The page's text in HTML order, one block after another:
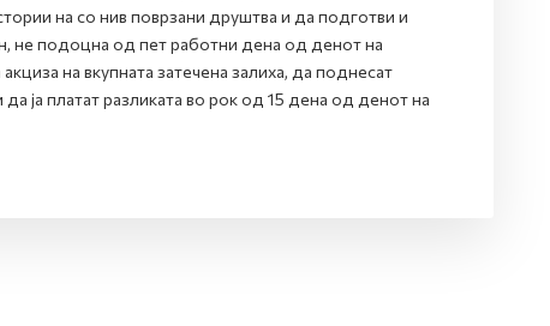
на со нив поврзани друштва и да подготви и
не подоцна од пет работни дена од денот на
на вкупната затечена залиха, да поднесат
ја платат разликата во рок од 15 дена од денот на